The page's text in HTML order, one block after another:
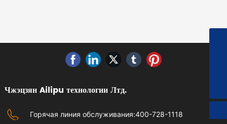
Sales@ailipu.com
Чжэцзян Ailipu технологии Лтд.
Горячая линия обслуживания:400-728-1118